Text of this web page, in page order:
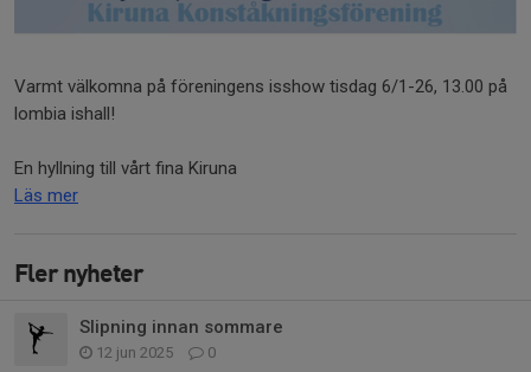
Varmt välkomna på föreningens isshow tisdag 6/1-26, 13.00 på
lombia ishall!
En hyllning till vårt fina Kiruna
Läs mer
Fler nyheter
Slipning innan sommare
12 jun 2025 0